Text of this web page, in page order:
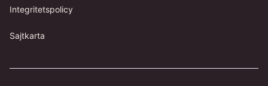
Integritetspolicy
Sajtkarta